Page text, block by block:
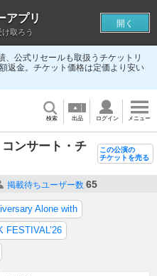
公式リセールも取扱うチケットリ
返金。チケット価格は定価より安い
検索 出品 ログイン メニュー
ンサート・チ
この公演の
チケットを売る
掲載待ちユーザー数 65
Alone with
FESTIVAL’26
アプリ
取ろう
開く